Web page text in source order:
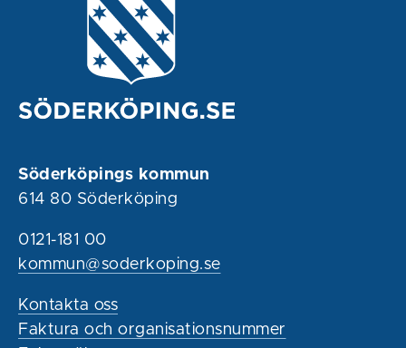
Söderköpings kommun
614 80 Söderköping
0121-181 00
kommun@soderkoping.se
Kontakta oss
Faktura och organisationsnummer